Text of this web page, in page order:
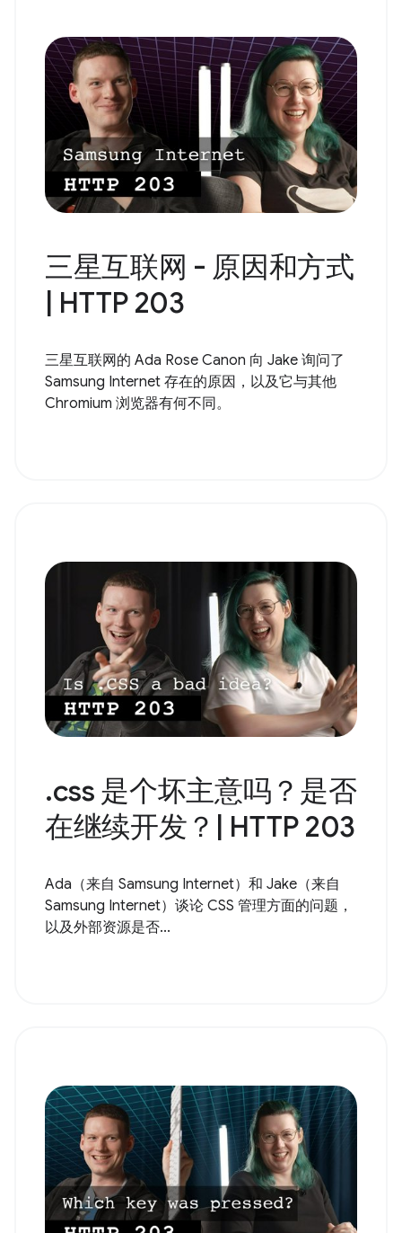
三星互联网 - 原因和方式
| HTTP 203
三星互联网的 Ada Rose Canon 向 Jake 询问了
Samsung Internet 存在的原因，以及它与其他
Chromium 浏览器有何不同。
.css 是个坏主意吗？是否
在继续开发？| HTTP 203
Ada（来自 Samsung Internet）和 Jake（来自
Samsung Internet）谈论 CSS 管理方面的问题，
以及外部资源是否...